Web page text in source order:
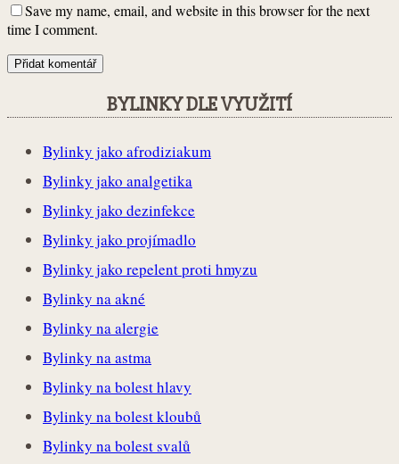
Save my name, email, and website in this browser for the next
time I comment.
BYLINKY DLE VYUŽITÍ
Bylinky jako afrodiziakum
Bylinky jako analgetika
Bylinky jako dezinfekce
Bylinky jako projímadlo
Bylinky jako repelent proti hmyzu
Bylinky na akné
Bylinky na alergie
Bylinky na astma
Bylinky na bolest hlavy
Bylinky na bolest kloubů
Bylinky na bolest svalů